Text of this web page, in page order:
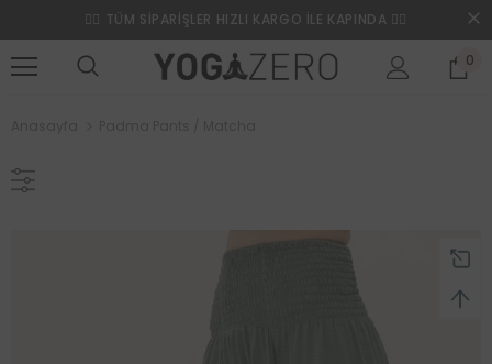
❤️‍🔥 TÜM SİPARİŞLER HIZLI KARGO İLE KAPINDA ❤️‍🔥
0